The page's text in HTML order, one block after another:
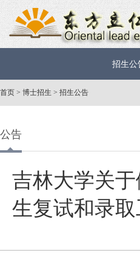
招生公
首页 > 博士招生 > 招生公告
公告
吉林大学关
生复试和录